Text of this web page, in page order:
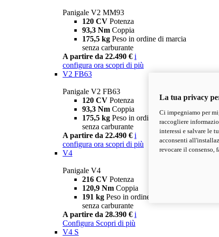
Panigale V2 MM93
120 CV Potenza
93,3 Nm Coppia
175,5 kg Peso in ordine di marcia
senza carburante
A partire da 22.490 € i
configura ora scopri di più
V2 FB63
Panigale V2 FB63
120 CV Potenza
93,3 Nm Coppia
175,5 kg Peso in ordine di marcia
senza carburante
A partire da 22.490 € i
configura ora scopri di più
V4
Panigale V4
216 CV Potenza
120,9 Nm Coppia
191 kg Peso in ordine di marcia
senza carburante
A partire da 28.390 € i
Configura Scopri di più
V4 S
La tua privacy
Ci impegniamo per
raccogliere
interessi e salvare le
acconsenti
revocare il consenso,